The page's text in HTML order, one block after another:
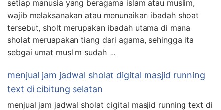
setiap manusia yang beragama islam atau muslim,
wajib melaksanakan atau menunaikan ibadah shoat
tersebut, sholt merupakan ibadah utama di mana
sholat meruapakan tiang dari agama, sehingga ita
sebgai umat muslim sudah …
menjual jam jadwal sholat digital masjid running
text di cibitung selatan
menjual jam jadwal sholat digital masjid running text di